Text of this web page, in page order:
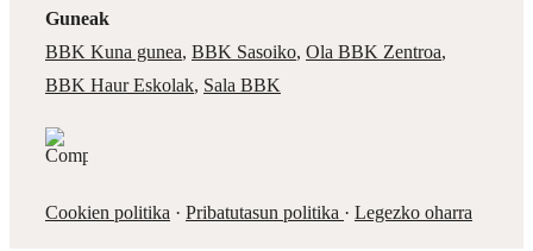
Guneak
BBK Kuna gunea, BBK Sasoiko, Ola BBK Zentroa,
BBK Haur Eskolak, Sala BBK
Cookien politika · Pribatutasun politika · Legezko oharra